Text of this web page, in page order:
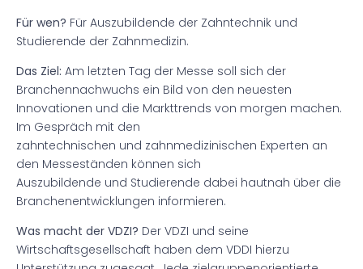
Für wen? Für Auszubildende der Zahntechnik und
Studierende der Zahnmedizin.
Das Ziel: Am letzten Tag der Messe soll sich der
Branchennachwuchs ein Bild von den neuesten
Innovationen und die Markttrends von morgen machen.
Im Gespräch mit den
zahntechnischen und zahnmedizinischen Experten an
den Messeständen können sich
Auszubildende und Studierende dabei hautnah über die
Branchenentwicklungen informieren.
Was macht der VDZI? Der VDZI und seine
Wirtschaftsgesellschaft haben dem VDDI hierzu